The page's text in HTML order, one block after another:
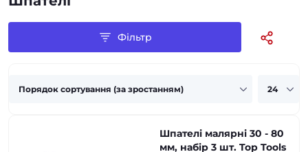
Фільтр
Шпателі малярні 30 - 80
мм, набір 3 шт. Top Tools